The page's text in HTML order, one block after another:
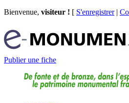
Bienvenue, visiteur ! [ S'enregistrer|
Publier une fiche